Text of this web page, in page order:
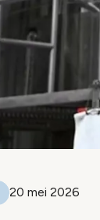
20 mei 2026